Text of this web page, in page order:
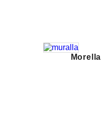
Morella